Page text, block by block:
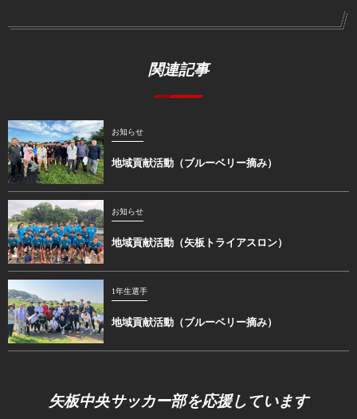
関連記事
お知らせ
地域貢献活動（ブルーベリー摘み）
お知らせ
地域貢献活動（矢板トライアスロン）
1年生選手
地域貢献活動（ブルーベリー摘み）
矢板中央サッカー部を応援しています